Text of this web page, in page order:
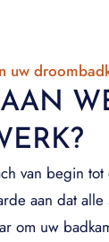
uw
van begin tot
aan dat
om uw